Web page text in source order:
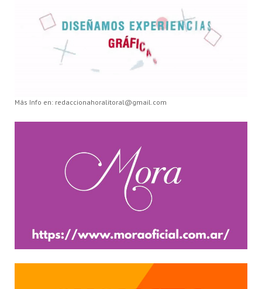
Más Info en: redaccionahoralitoral@gmail.com